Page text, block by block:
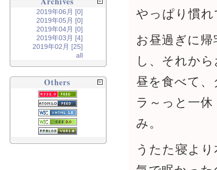
やっぱり慣
お昼過ぎに帰
し、それから
昼を食べて、
ラ～っと一休
み。
うたた寝より
2019年06月 [0]
2019年05月 [0]
2019年04月 [0]
2019年03月 [4]
2019年02月 [25]
all
Others